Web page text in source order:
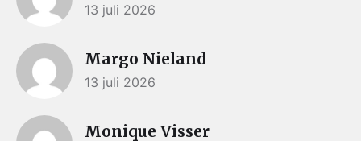
13 juli 2026
Margo Nieland
13 juli 2026
Monique Visser